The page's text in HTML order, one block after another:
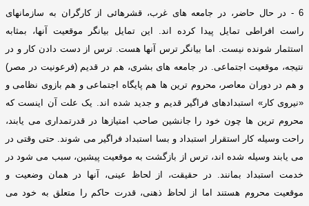
6 -
در حال حاضر، در جامعه های غرب، قشرهائی از کارگران به سازمانهای
راست افراطی تمایل پیدا کرده اند
این تمایل بیانگر موقعیت آنها، بمثابه
استثمار شونده نیست
اما بیانگر ترس آنها هست .ترس از دست دادن کار و در
نتیجه، موقعیت اجتماعی
در جامعه های بشری، هم در قدیم(فرعونیت در مصر )
و هم در دوران معاصر، محروم ترین ها هم پایگاه اجتماعی و هم بازوی نظامی و
«نیروی کار» استبدادهای فراگیر قدیم و جدید شده اند
یک علت آن اینست که
محروم ترین ها چون خود را جانشین صاحب امتیازها در قدرتمداری می یابند،
راحت وسیله کار استقرار استبداد و بسا استبداد فراگیر می شوند
حتی وقتی در
می یابند وسیله شده اند، ترس از بازگشت به موقعیت پیشین، سبب می شود در
خدمت استبداد بمانند
در حقیقت، از لحاظ عینی، آنها در همان وضعیت و
موقعیت محروم هستند اما از لحاظ ذهنی، قدرت حاکم را متعلق به خود می